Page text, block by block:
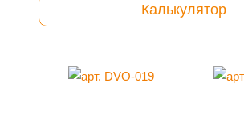
Калькулятор